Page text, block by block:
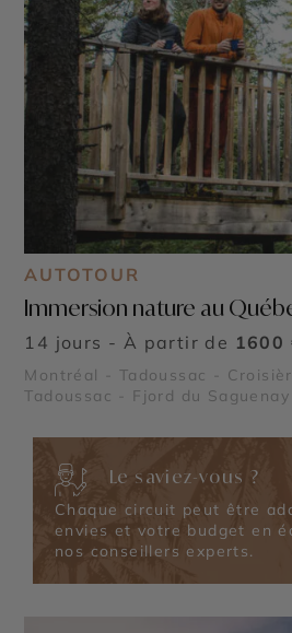
AUTOTOUR
Immersion nature au
14 jours - À partir de 1600
Montréal - Tadoussac -
Tadoussac - Fjord du
Pointe Taillon - Île aux
national des Grands Jardins -
Mastigouche - Reserve
Parc national des Monts Valin
Lac Sacacomie - Chute
Le saviez-vous ?
Chaque circuit peut être
envies et votre budget en
nos conseillers experts.